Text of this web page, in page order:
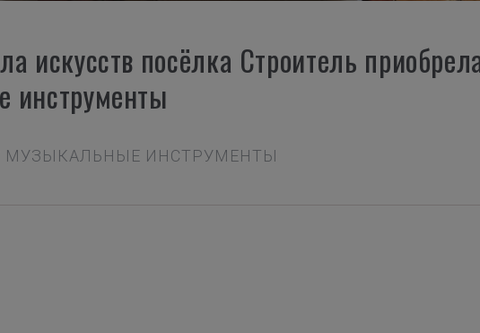
искусств посёлка Строитель
инструменты
/ МУЗЫКАЛЬНЫЕ ИНСТРУМЕНТЫ